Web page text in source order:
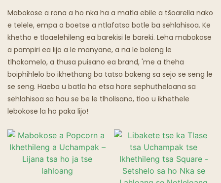
Mabokose a rona a ho nka ha a matla ebile a tšoarella nako
e telele, empa a boetse a ntlafatsa botle ba sehlahisoa. Ke
khetho e tloaelehileng ea barekisi le bareki. Leha mabokose
a pampiri ea lijo a le manyane, a na le boleng le
tlhokomelo, a thusa puisano ea brand, 'me a theha
boiphihlelo bo ikhethang ba tatso bakeng sa sejo se seng le
se seng. Haeba u batla ho etsa hore sephutheloana sa
sehlahisoa sa hau se be le tlholisano, tloo u ikhethele
lebokose la ho paka lijo!